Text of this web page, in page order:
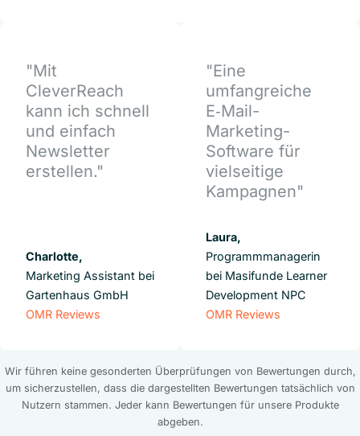
"Mit
CleverReach
kann ich schnell
und einfach
Newsletter
erstellen."
Charlotte,
Marketing Assistant bei
Gartenhaus GmbH
OMR Reviews
"Eine
umfangreiche
E‑Mail-
Marketing-
Software für
vielseitige
Kampagnen"
Laura,
Programmmanagerin
bei Masifunde Learner
Development NPC
OMR Reviews
Wir führen keine gesonderten Überprüfungen von Bewertungen durch,
um sicherzustellen, dass die dargestellten Bewertungen tatsächlich von
Nutzern stammen. Jeder kann Bewertungen für unsere Produkte
abgeben.